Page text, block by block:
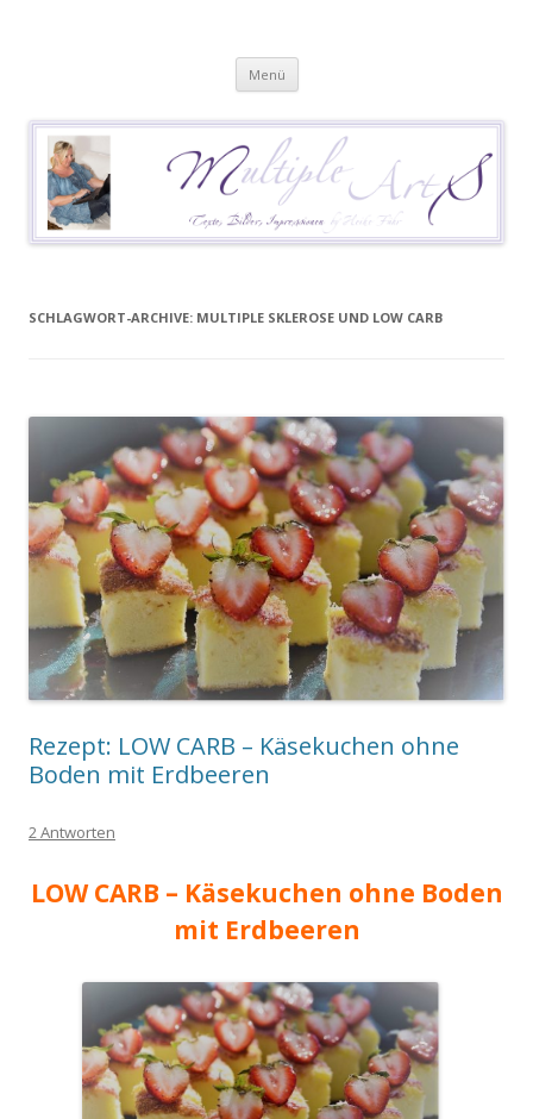
Menü Springe
Inhalt
SCHLAGWORT-ARCHIVE: MULTIPLE SKLEROSE UND LOW CARB
Rezept: LOW CARB – Käsekuchen ohne
Boden mit Erdbeeren
2 Antworten
LOW CARB – Käsekuchen ohne Boden
mit Erdbeeren